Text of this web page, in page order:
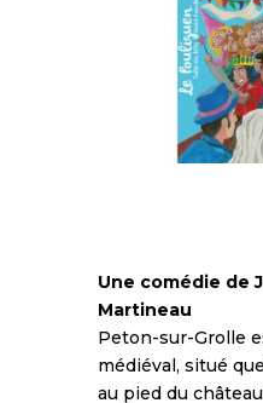
Une comédie de
Martineau
Peton-sur-Grolle
médiéval, situé
au pied du